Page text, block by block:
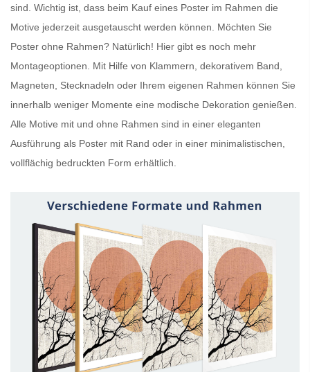
sind. Wichtig ist, dass beim Kauf eines Poster im Rahmen die
Motive jederzeit ausgetauscht werden können. Möchten Sie
Poster ohne Rahmen? Natürlich! Hier gibt es noch mehr
Montageoptionen. Mit Hilfe von Klammern, dekorativem Band,
Magneten, Stecknadeln oder Ihrem eigenen Rahmen können Sie
innerhalb weniger Momente eine modische Dekoration genießen.
Alle Motive mit und ohne Rahmen sind in einer eleganten
Ausführung als Poster mit Rand oder in einer minimalistischen,
vollflächig bedruckten Form erhältlich.